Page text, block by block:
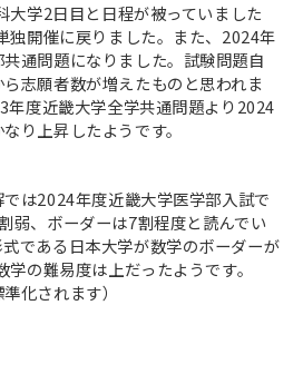
大学2日目と日程が被っていました
独開催に戻りました。また、2024年
通問題になりました。試験問題自
志願者数が増えたものと思われま
年度近畿大学全学共通問題より2024
り上昇したようです。
は2024年度近畿大学医学部入試で
弱、ボーダーは7割程度と読んでい
である日本大学が数学のボーダーが
の難易度は上だったようです。
化されます）